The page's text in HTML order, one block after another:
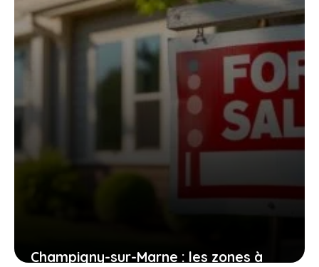
Champigny-sur-Marne : les zones à